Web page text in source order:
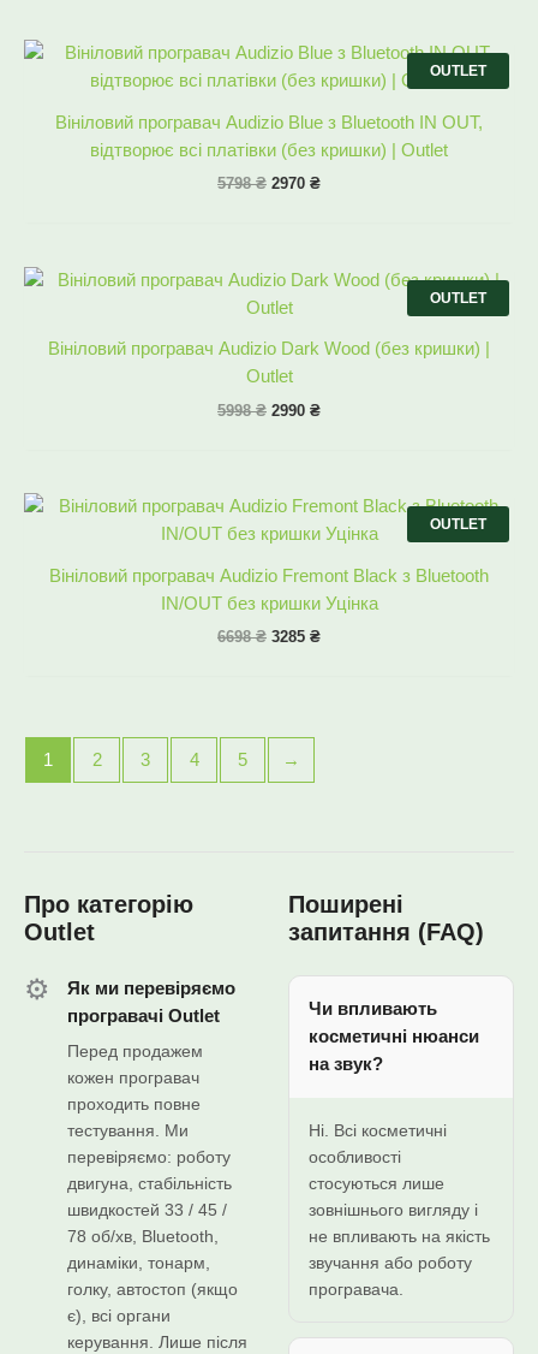
Вініловий програвач Audizio Blue з Bluetooth IN OUT,
відтворює всі платівки (без кришки) | Outlet
5798₴
Оригінальна
ціна:
5798 ₴.
2970 ₴
Поточна
2970 ₴.
OUTLET
Вініловий програвач Audizio Dark Wood (без кришки) |
Outlet
5998₴
Оригінальна
5998 ₴.
2990 ₴
Поточна
OUTLET
Вініловий програвач Audizio Fremont Black з Bluetooth
IN/OUT без кришки Уцінка
6698₴
Оригінальна
6698 ₴.
3285 ₴
Поточна
ціна:
3285 ₴.
OUTLET
1 2 3 4 5 →
Про категорію
Outlet
⚙️
Як ми перевіряємо
програвачі Outlet
Перед продажем
кожен програвач
проходить повне
тестування. Ми
перевіряємо: роботу
двигуна, стабільність
швидкостей 33 / 45 /
78 об/хв, Bluetooth,
динаміки, тонарм,
голку, автостоп (якщо
є), всі органи
керування. Лише після
Поширені
запитання (FAQ)
Чи впливають
косметичні нюанси
на звук?
Ні. Всі косметичні
особливості
стосуються лише
зовнішнього вигляду і
не впливають на якість
звучання або роботу
програвача.